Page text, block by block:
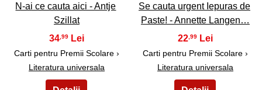
N-ai ce cauta aici - Antje
Szillat
34,99
Carti pentru Premii Scolare ›
Literatura universala
Se cauta urgent Iepuras de
Paste! - Annette Langen…
22,99
Carti pentru Premii Scolare ›
Literatura universala